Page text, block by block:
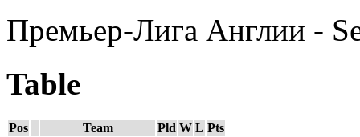
Премьер-Лига Англии -
Table
Pos Team Pld W L Pts